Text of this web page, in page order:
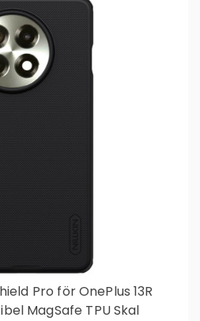
Pro för OnePlus 13R
MagSafe TPU Skal